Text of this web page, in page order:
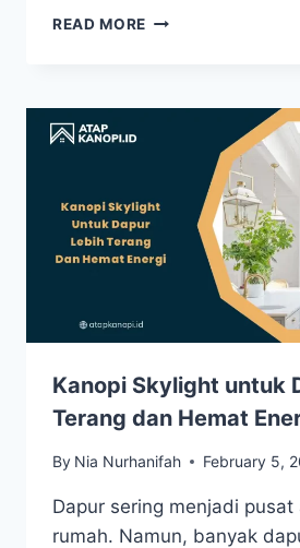
READ MORE
Kanopi Skylight untuk
Terang dan Hemat
By Nia Nurhanifah February 5,
Dapur sering menjadi pusat
rumah. Namun, banyak